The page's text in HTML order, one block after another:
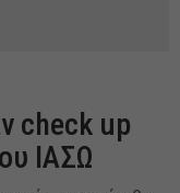
check up
ΙΑΣΩ